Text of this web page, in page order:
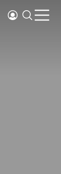
Se connecter